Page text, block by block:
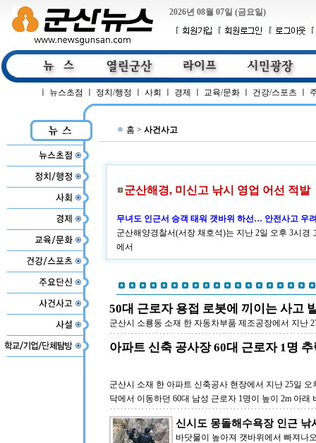
2026년 08월 07일 (금요일)
뉴스초점 정치/행정 사회 경제 교육/문화 건강/스포츠
홈 > 사건사고
군산해경, 미신고 낚시 영업 어선 적발
무녀도 인근서 승객 태워 갯바위 하선… 안전사고 우
군산해양경찰서(서장 채호석)는 지난 2일 오후 3시경
에서
50대 근로자 용접 로봇에 끼이는 사고
군산시 소룡동 소재 한 자동차부품 제조공장에서 지난
아파트 신축 공사장 60대 근로자 1명
군산시 소재 한 아파트 신축공사 현장에서 지난 25일
닥에서 이동하던 60대 남성 근로자 1명이 높이 2m 아래
신시도 몽돌해수욕장 인근 낚
바닷물이 높아져 갯바위에서 빠져나